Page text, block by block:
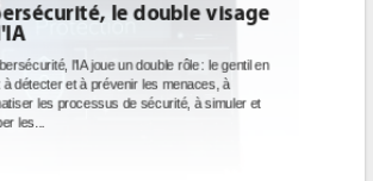
l'efficacité énergétique
une obligation pour les
plus durables et plus efficaces, c'est
recherchent les pouvoirs publics européens
mise en oeuvre de la nouvelle Directive sur